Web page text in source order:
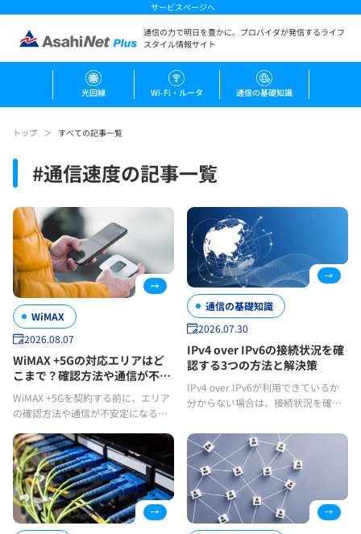
通信の力で明日を豊かに。 プロバイダが発信するライフ
スタイル情報サイト
サービスページへ
光回線 Wi-Fi・ルータ 通信の基礎知識
トップ すべての記事一覧
#通信速度の記事一覧
WiMAX
2026.08.07
WiMAX +5Gの対応エリアはど
こまで？確認方法や通信が不安
定な原因を解説
WiMAX +5Gを契約する前に、エリア
の確認方法や通信が不安定になる原
極めるポイントを確認しておきまし
ょう！
通信の基礎知識
2026.07.30
IPv4 over IPv6の接続状況を確
認する3つの方法と解決策
IPv4 over IPv6が利用できているか
分からない場合は、接続状況を確認
の対処法、通信速度が遅い場合の原
因についても解説し